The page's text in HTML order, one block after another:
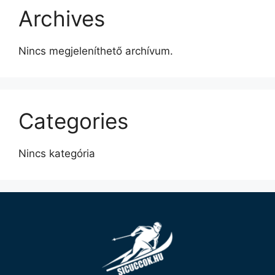
Archives
Nincs megjeleníthető archívum.
Categories
Nincs kategória